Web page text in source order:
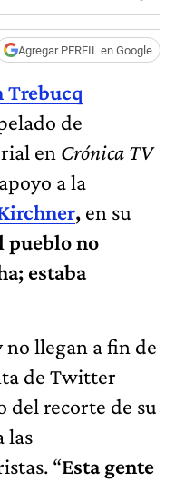
Agregar PERFIL en Google
Trebucq
de
en Crónica TV
a la
, en su
pueblo no
estaba
no llegan a fin de
de Twitter
del recorte de su
las
“Esta gente